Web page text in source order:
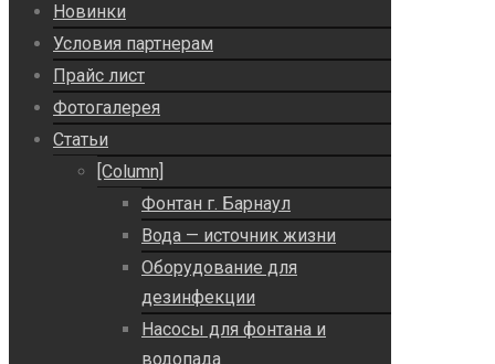
Новинки
Условия партнерам
Прайс лист
Фотогалерея
Статьи
[Column]
Фонтан г. Барнаул
Вода — источник жизни
Оборудование для
дезинфекции
Насосы для фонтана и
водопада